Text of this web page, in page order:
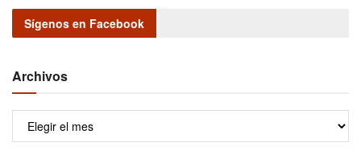
Sígenos en Facebook
Archivos